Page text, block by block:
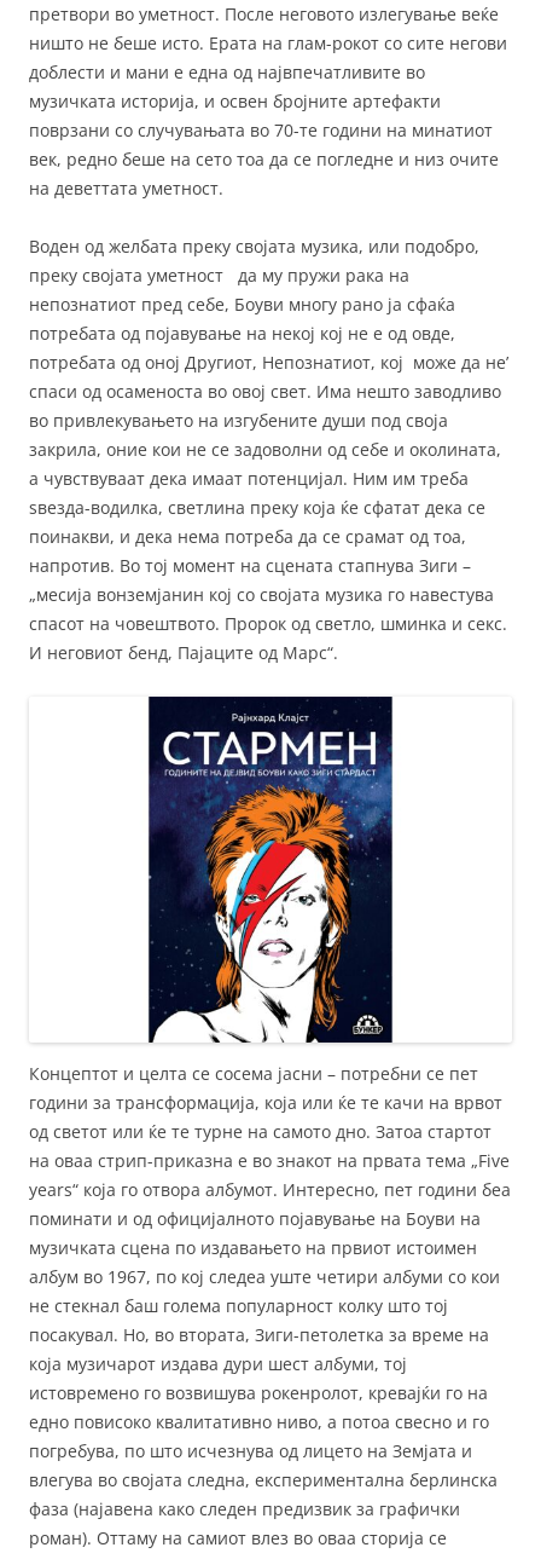
претвори во уметност. После неговото излегување веќе
ништо не беше исто. Ерата на глам-рокот со сите негови
доблести и мани е една од највпечатливите во
музичката историја, и освен бројните артефакти
поврзани со случувањата во 70-те години на минатиот
век, редно беше на сето тоа да се погледне и низ очите
на деветтата уметност.
Воден од желбата преку својата музика, или подобро,
преку својата уметност да му пружи рака на
непознатиот пред себе, Боуви многу рано ја сфаќа
потребата од појавување на некој кој не е од овде,
потребата од оној Другиот, Непознатиот, кој може да не’
спаси од осаменоста во овој свет. Има нешто заводливо
во привлекувањето на изгубените души под своја
закрила, оние кои не се задоволни од себе и околината,
а чувствуваат дека имаат потенцијал. Ним им треба
ѕвезда-водилка, светлина преку која ќе сфатат дека се
поинакви, и дека нема потреба да се срамат од тоа,
напротив. Во тој момент на сцената стапнува Зиги –
„месија вонземјанин кој со својата музика го навестува
спасот на човештвото. Пророк од светло, шминка и секс.
И неговиот бенд, Пајаците од Марс“.
Концептот и целта се сосема јасни – потребни се пет
години за трансформација, која или ќе те качи на врвот
од светот или ќе те турне на самото дно. Затоа стартот
на оваа стрип-приказна е во знакот на првата тема „Five
years“ која го отвора албумот. Интересно, пет години беа
поминати и од официјалното појавување на Боуви на
музичката сцена по издавањето на првиот истоимен
албум во 1967, по кој следеа уште четири албуми со кои
не стекнал баш голема популарност колку што тој
посакувал. Но, во втората, Зиги-петолетка за време на
која музичарот издава дури шест албуми, тој
истовремено го возвишува рокенролот, кревајќи го на
едно повисоко квалитативно ниво, а потоа свесно и го
погребува, по што исчезнува од лицето на Земјата и
влегува во својата следна, експериментална берлинска
фаза (најавена како следен предизвик за графички
роман). Оттаму на самиот влез во оваа сторија се